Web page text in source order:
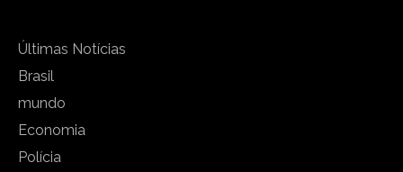
Últimas Notícias
Brasil
mundo
Economia
Polícia